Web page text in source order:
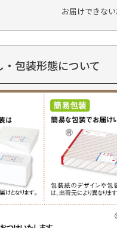
お届けできな
・包装形態について